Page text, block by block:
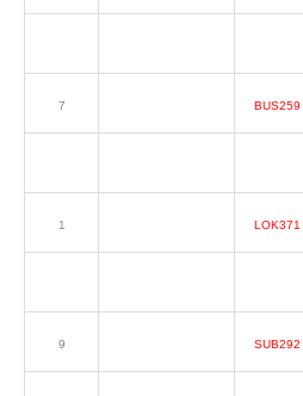
7 BUS259
1 LOK371
9 SUB292